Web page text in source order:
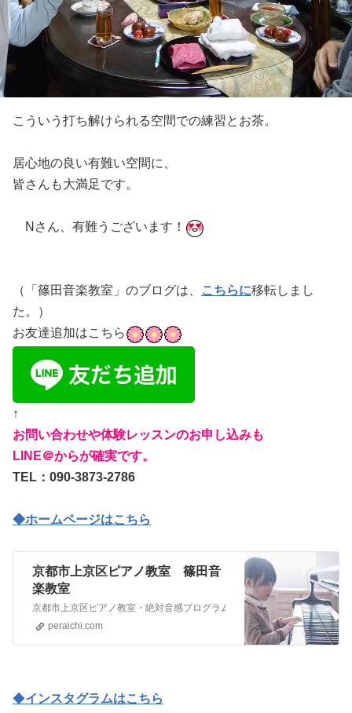
こういう打ち解けられる空間での練習とお茶。
居心地の良い有難い空間に、
皆さんも大満足です。
Nさん、有難うございます！
（「篠田音楽教室」のブログは、 こちらに移転しまし
た。）
お友達追加はこちら
↑
お問い合わせや体験レッスンのお申し込みも
LINE＠からが確実です。
TEL：090-3873-2786
◆ホームページはこちら
京都市上京区ピアノ教室 篠田音
楽教室
京都市上京区ピアノ教室・絶対音感プログラムピアノレッスン・市内9
peraichi.com
◆インスタグラムはこちら